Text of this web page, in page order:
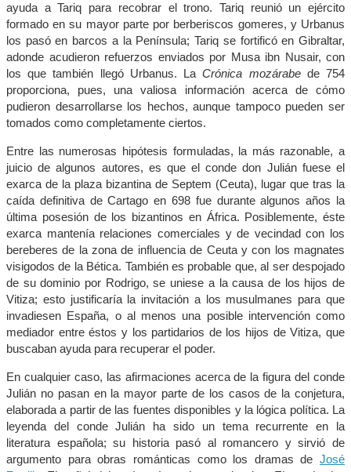
ayuda a Tariq para recobrar el trono. Tariq reunió un ejército
formado en su mayor parte por berberiscos gomeres, y Urbanus
los pasó en barcos a la Península; Tariq se fortificó en Gibraltar,
adonde acudieron refuerzos enviados por Musa ibn Nusair, con
los que también llegó Urbanus. LaCrónica mozárabede 754
proporciona, pues, una valiosa información acerca de cómo
pudieron desarrollarse los hechos, aunque tampoco pueden ser
tomados como completamente ciertos.
Entre las numerosas hipótesis formuladas, la más razonable, a
juicio de algunos autores, es que el conde don Julián fuese el
exarca de la plaza bizantina de Septem (Ceuta), lugar que tras la
caída definitiva de Cartago en 698 fue durante algunos años la
última posesión de los bizantinos en África. Posiblemente, éste
exarca mantenía relaciones comerciales y de vecindad con los
bereberes de la zona de influencia de Ceuta y con los magnates
visigodos de la Bética. También es probable que, al ser despojado
de su dominio por Rodrigo, se uniese a la causa de los hijos de
Vitiza; esto justificaría la invitación a los musulmanes para que
invadiesen España, o al menos una posible intervención como
mediador entre éstos y los partidarios de los hijos de Vitiza, que
buscaban ayuda para recuperar el poder.
En cualquier caso, las afirmaciones acerca de la figura del conde
Julián no pasan en la mayor parte de los casos de la conjetura,
elaborada a partir de las fuentes disponibles y la lógica política. La
leyenda del conde Julián ha sido un tema recurrente en la
literatura española; su historia pasó al romancero y sirvió de
argumento para obras románticas como los dramas de José